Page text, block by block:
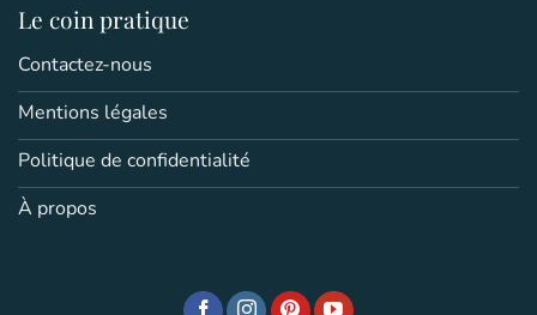
Le coin pratique
Contactez-nous
Mentions légales
Politique de confidentialité
À propos